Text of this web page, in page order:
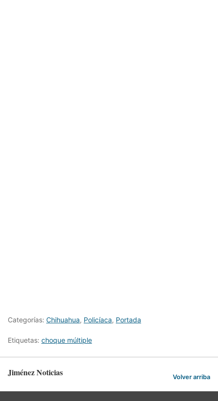
Categorías: Chihuahua, Policíaca, Portada
Etiquetas: choque múltiple
Jiménez Noticias Volver arriba